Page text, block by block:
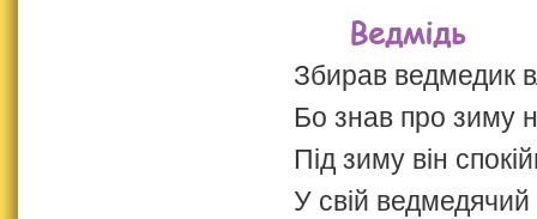
Ведмідь
Збирав ведмедик
Бо знав про зиму
Під зиму він
У свій ведмедячий